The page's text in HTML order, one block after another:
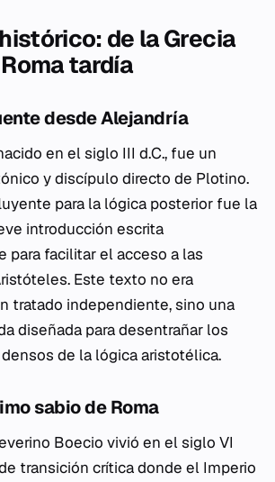
de la Grecia
tardía
desde Alejandría
en el siglo III d.C., fue un
y discípulo directo de Plotino.
para la lógica posterior fue la
introducción escrita
para facilitar el acceso a las
Este texto no era
tratado independiente, sino una
diseñada para desentrañar los
de la lógica aristotélica.
sabio de Roma
Boecio vivió en el siglo VI
transición crítica donde el Imperio